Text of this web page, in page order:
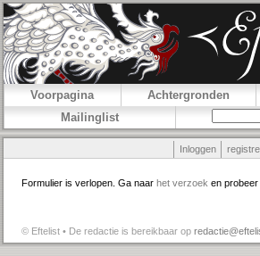
Voorpagina Achtergronden
Mailinglist
Inloggen
Formulier is verlopen. Ga naar het verzoek en probeer
© Eftelist • De redactie is bereikbaar op